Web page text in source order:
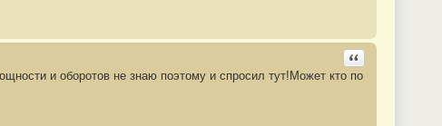
Ответить с
и оборотов не знаю поэтому и спросил тут!Может кто по